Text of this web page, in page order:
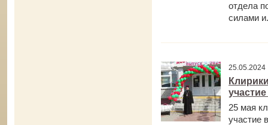
отдела
силами
25 мая
участие